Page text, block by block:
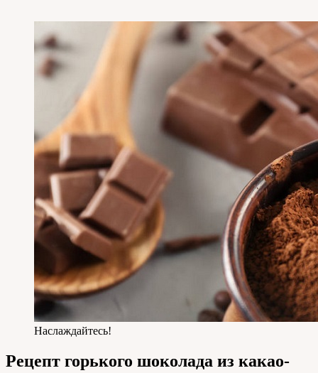
Наслаждайтесь!
Рецепт горького шоколада из какао-